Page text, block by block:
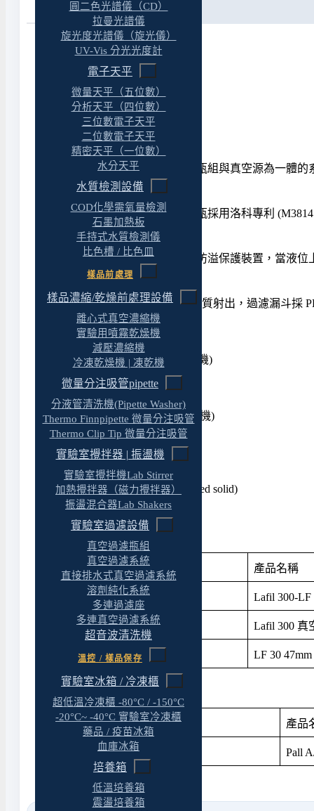
圓二色光譜儀（CD）
拉曼光譜儀
旋光度光譜儀（旋光儀）
UV-Vis 分光光度計
電子天平
微量天平（五位數）
分析天平（四位數）
三位數電子天平
二位數電子天平
精密天平（一位數）
水分天平
水質檢測設備
COD化學需氧量檢測
石墨加熱板
手持式水質檢測儀
比色槽 / 比色皿
樣品前處理
樣品濃縮/乾燥前處理設備
離心式真空濃縮機
實驗用噴霧乾燥機
減壓濃縮機
冷凍乾燥機 | 凍乾機
微量分注吸管pipette
分液管清洗機(Pipette Washer)
Thermo Finnpipette 微量分注吸管
Thermo Clip Tip 微量分注吸管
實驗室攪拌器 | 振盪機
實驗室攪拌機Lab Stirrer
加熱攪拌器（磁力攪拌器）
振盪混合器Lab Shakers
實驗室過濾設備
真空過濾瓶組
真空過濾系統
直接排水式真空過濾系統
溶劑純化系統
多連過濾座
多連真空過濾系統
超音波清洗機
溫控 / 樣品保存
實驗室冰箱 / 冷凍櫃
超低溫冷凍櫃 -80°C / -150°C
-20°C~ -40°C 實驗室冷凍櫃
藥品 / 疫苗冰箱
血庫冰箱
培養箱
低溫培養箱
震盪培養箱
規格
產品特色
Lafil 真空過濾系統 : 產品特色
◆ 體積小、操作安全
Lafil 300 是全球第一台整合過濾瓶組與真空源為一體
Lafil 300 使用的過濾漏斗及接收瓶採用洛科專利
◆ 浮球防溢保護裝置
Lafil 300 使用的接收瓶具有浮球防溢保護裝置，當液
Lafil 300 搭配的過濾瓶組採 PC材質射出，過濾漏斗採
Lafil 真空過濾系統 : 國際認證
◆ 歐盟CE安全認證 (Lafil 300 主機)
Lafil 真空過濾系統 : 保固期限
◆ 2年免費零件服務 (Lafil 300 主機)
Lafil 真空過濾系統 : 產品應用
◆ 微生物檢測
◆ 水中懸浮固形物檢測 (Suspended solid)
◆ 實驗室真空過濾
Lafil 真空過濾系統 : 訂購資訊
產品料號 產品名稱
197301-11(22) Lafil 300-LF
197300-11(22) Lafil 300 真
197010-30 LF 30
Lafil 真空過濾系統 : 選購資訊
產品料號 產品
167100-20 Pall